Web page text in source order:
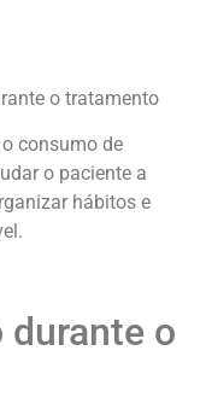
o tratamento
consumo de
o paciente a
hábitos e
o